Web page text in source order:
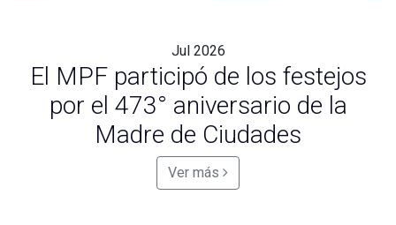
Jul 2026
El MPF participó de los festejos
por el 473° aniversario de la
Madre de Ciudades
Ver más